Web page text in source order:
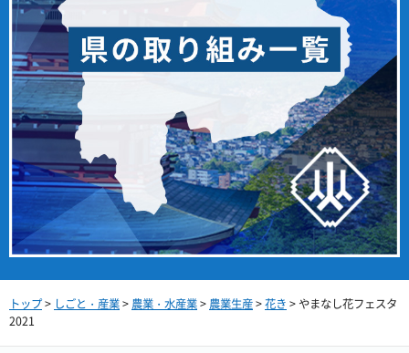
トップ> しごと・産業> 農業・水産業> 農業生産>花き > やまなし花フェスタ
2021